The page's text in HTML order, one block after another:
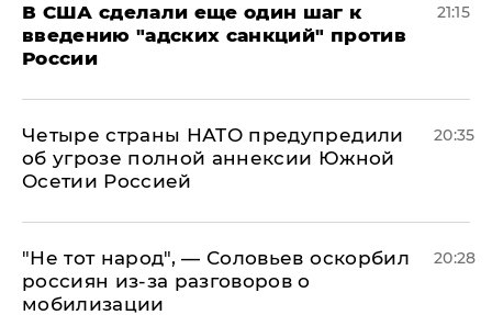
В США сделали еще один шаг к
введению "адских санкций" против
России
21:15
Четыре страны НАТО предупредили
об угрозе полной аннексии Южной
Осетии Россией
20:35
​"Не тот народ", — Соловьев оскорбил
россиян из-за разговоров о
мобилизации
20:28